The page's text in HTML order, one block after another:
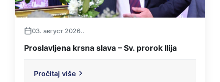
03. август 2026..
Proslavljena krsna slava – Sv. prorok Ilija
Pročitaj više